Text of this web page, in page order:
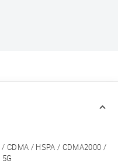
/ CDMA / HSPA / CDMA2000 /
5G